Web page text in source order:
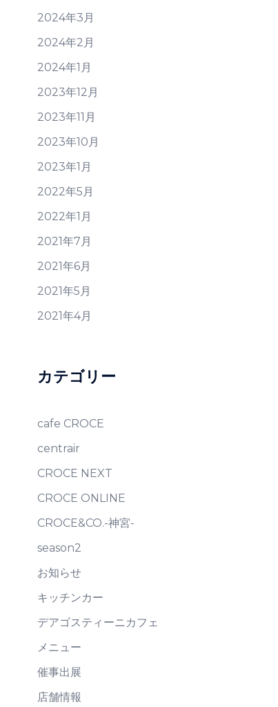
2024年3月
2024年2月
2024年1月
2023年12月
2023年11月
2023年10月
2023年1月
2022年5月
2022年1月
2021年7月
2021年6月
2021年5月
2021年4月
カテゴリー
cafe CROCE
centrair
CROCE NEXT
CROCE ONLINE
CROCE&CO.-神宮-
season2
お知らせ
キッチンカー
デアゴスティーニカフェ
メニュー
催事出展
店舗情報